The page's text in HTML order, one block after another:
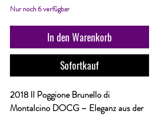
Nur noch 6 verfügbar
In den Warenkorb
Sofortkauf
2018 Il Poggione Brunello di
Montalcino DOCG – Eleganz aus der